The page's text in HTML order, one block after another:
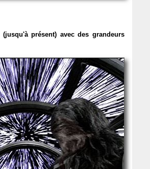
présent) avec des grandeurs